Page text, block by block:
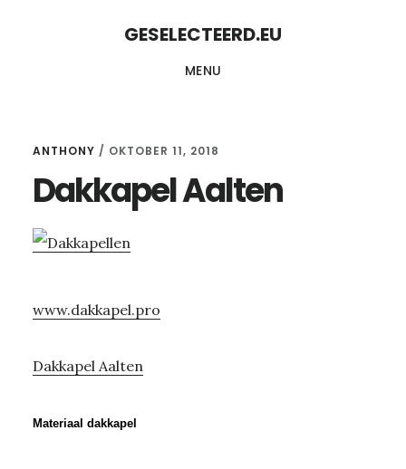
GESELECTEERD.EU
MENU
ANTHONY / OKTOBER 11, 2018
Dakkapel Aalten
www.dakkapel.pro
Dakkapel Aalten
Materiaal dakkapel